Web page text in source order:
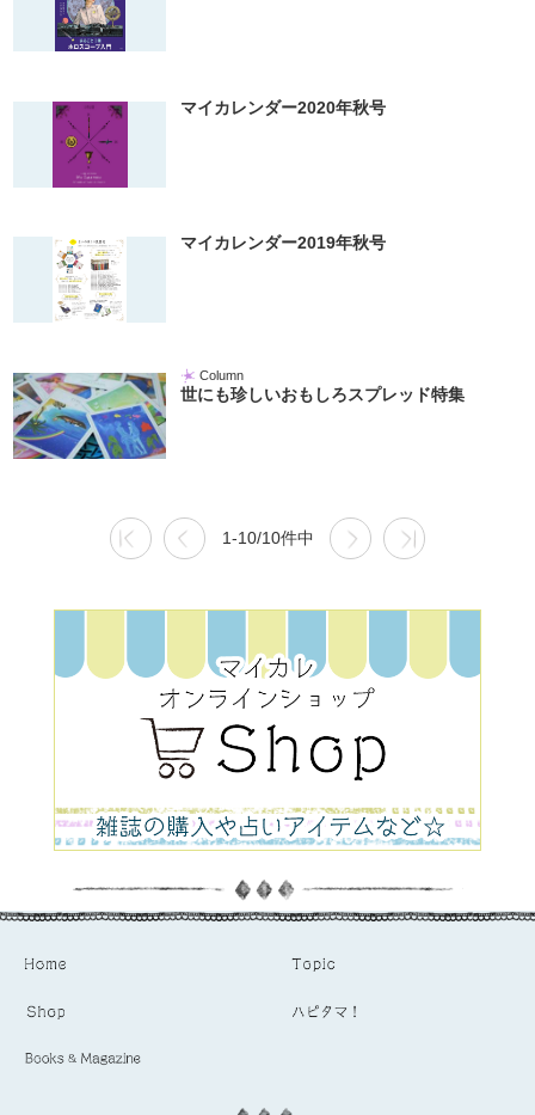
マイカレンダー2020年秋号
マイカレンダー2019年秋号
Column
世にも珍しいおもしろスプレッド特集
1-10/10件中